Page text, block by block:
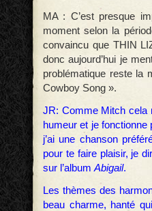
MA : C’est presque
moment selon la
convaincu que THIN
donc aujourd’hui je
problématique reste la
Cowboy Song ».
JR: Comme Mitch cela
humeur et je fonctionne
j’ai une chanson
pour te faire plaisir, je
sur l’album Abigail.
Les thèmes des
beau charme, hanté